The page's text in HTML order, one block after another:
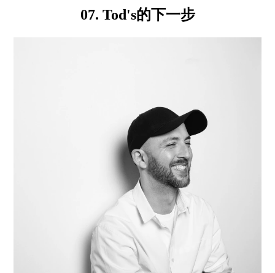
07. Tod's的下一步